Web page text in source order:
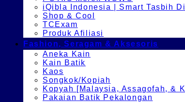
iQibla Indonesia | Smart Tasbih
Shop & Cool
TCExam
Produk Afiliasi
Fashion, Seragam & Aksesoris
Aneka Kain
Kain Batik
Kaos
Songkok/Kopiah
Kopyah [Malaysia, Assagofah, &
Pakaian Batik Pekalongan